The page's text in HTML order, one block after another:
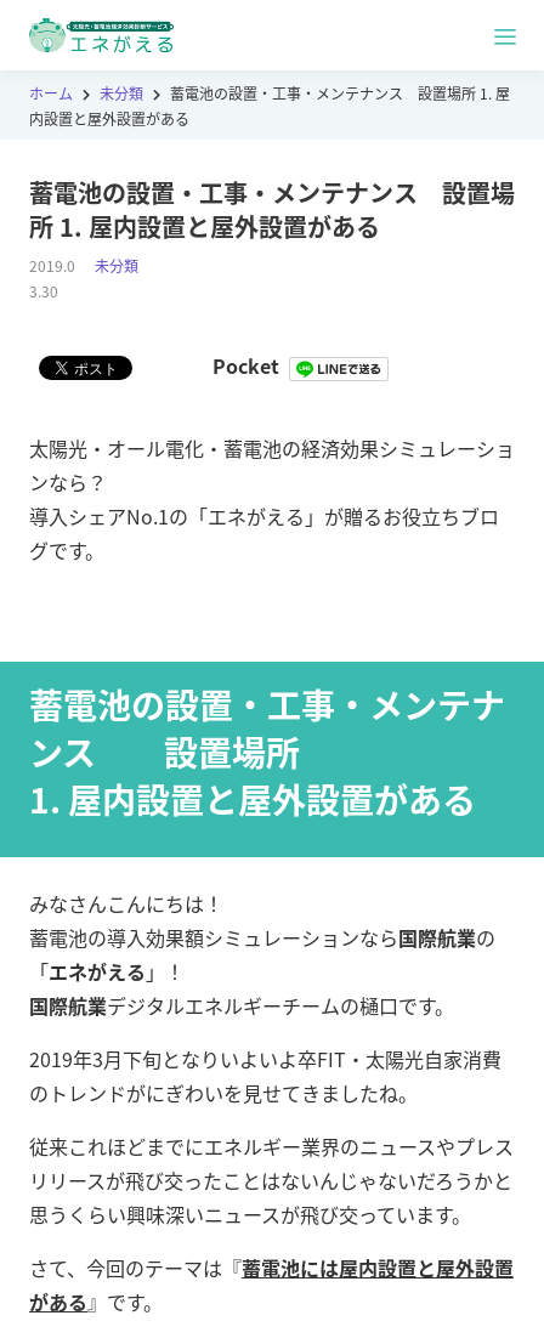
ホーム 未分類
蓄電池の設置・工事・メンテナンス 設置場所 1. 屋
内設置と屋外設置がある
蓄電池の設置・工事・メンテナンス 設置場
所 1. 屋内設置と屋外設置がある
未分類
2019.0
3.30
Pocket
太陽光・オール電化・蓄電池の経済効果シミュレーショ
ンなら？
導入シェアNo.1の「エネがえる」が贈るお役立ちブロ
グです。
蓄電池の設置・工事・メンテナ
ンス 設置場所
1. 屋内設置と屋外設置がある
みなさんこんにちは！
蓄電池の導入効果額シミュレーションなら国際航業の
「エネがえる 」！
国際航業デジタルエネルギーチームの樋口です。
2019年3月下旬となりいよいよ卒FIT・太陽光自家消費
のトレンドがにぎわいを見せてきましたね。
従来これほどまでにエネルギー業界のニュースやプレス
リリースが飛び交ったことはないんじゃないだろうかと
思うくらい興味深いニュースが飛び交っています。
さて、今回のテーマは『蓄電池には屋内設置と屋外設置
がある 』です。